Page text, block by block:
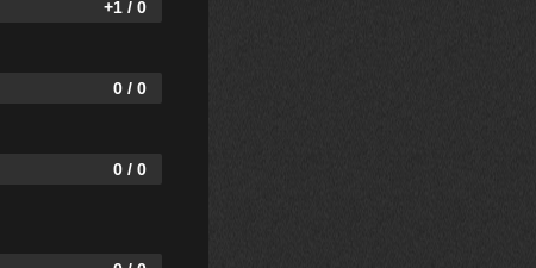
+1 / 0
0 / 0
0 / 0